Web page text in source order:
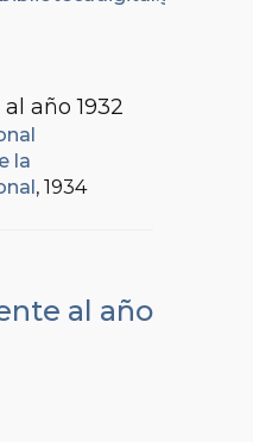
año 1932
la
, 1934
al año